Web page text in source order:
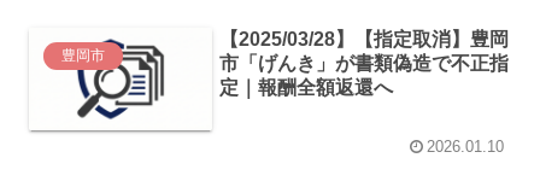
豊岡市
【2025/03/28】【指定取消】豊岡
市「げんき」が書類偽造で不正指
定｜報酬全額返還へ
2026.01.10